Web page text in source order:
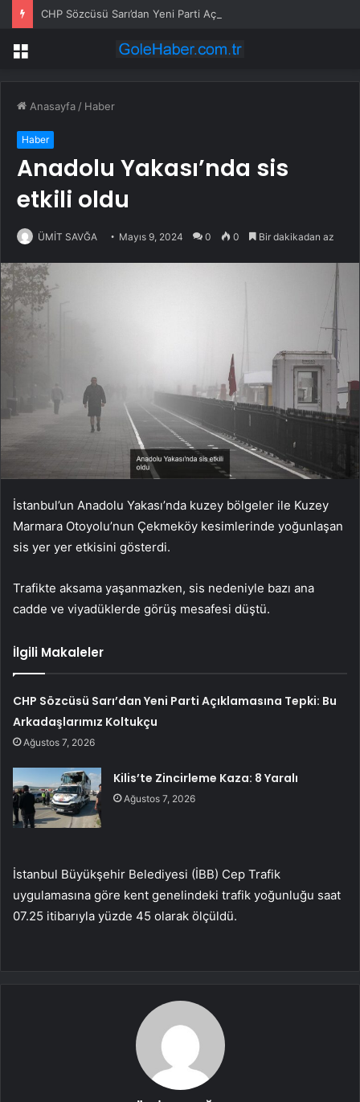
Menü
Anasayfa / Haber
Haber
Anadolu Yakası’nda sis
etkili oldu
ÜMİT SAVĞA Mayıs 9, 2024 0 0 Bir dakikadan az
İstanbul’un Anadolu Yakası’nda kuzey bölgeler ile Kuzey
Marmara Otoyolu’nun Çekmeköy kesimlerinde yoğunlaşan
sis yer yer etkisini gösterdi.
Trafikte aksama yaşanmazken, sis nedeniyle bazı ana
cadde ve viyadüklerde görüş mesafesi düştü.
İlgili Makaleler
CHP Sözcüsü Sarı’dan Yeni Parti Açıklamasına Tepki: Bu
Arkadaşlarımız Koltukçu
Ağustos 7, 2026
Kilis’te Zincirleme Kaza: 8 Yaralı
Ağustos 7, 2026
İstanbul Büyükşehir Belediyesi (İBB) Cep Trafik
uygulamasına göre kent genelindeki trafik yoğunluğu saat
07.25 itibarıyla yüzde 45 olarak ölçüldü.